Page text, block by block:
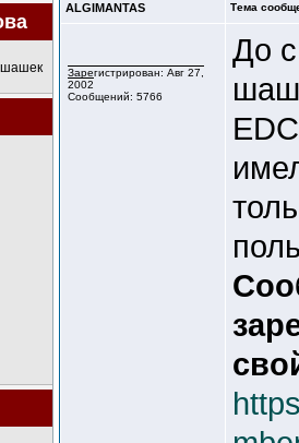
шашек
ALGIMANTAS Тема
Зарегистрирован: Авг 27,
2002
Сообщений: 5766
До